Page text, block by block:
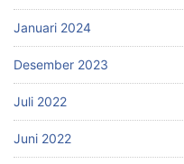
Januari 2024
Desember 2023
Juli 2022
Juni 2022